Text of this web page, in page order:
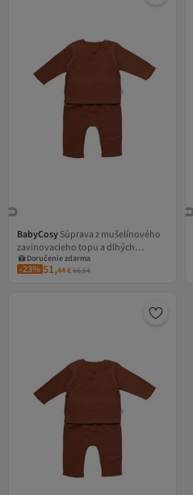
BabyCosy Súprava z mušelínového
zavinovacieho topu a dlhých
nohavíc, BabyCosy, 100% bavlna,
tehlová
Doručenie zdarma
Kupón na 1 EUR
Doručenie zdarma
-23% 51,44€66,54